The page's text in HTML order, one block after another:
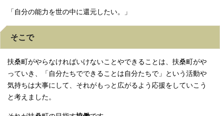
「自分の能力を世の中に還元したい。」
そこで
扶桑町がやらなければいけないことやできることは、扶桑町がや
っていき、「自分たちでできることは自分たちで」という活動や
気持ちは大事にして、それがもっと広がるよう応援をしていこう
と考えました。